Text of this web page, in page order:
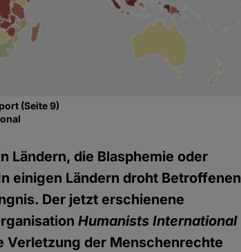
(Seite 9)
Ländern, die Blasphemie oder
einigen Ländern droht Betroffenen
Der jetzt erschienene
Humanists International
Verletzung der Menschenrechte